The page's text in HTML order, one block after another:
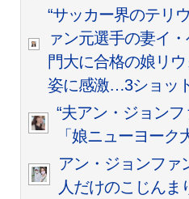
“サッカー界のテリ
ァン元選手の妻イ
門大に合格の娘リ
姿に感激…3ショッ
“夫アン・ジョンフ
「娘ニューヨーク
アン・ジョンファ
人だけのこじんま